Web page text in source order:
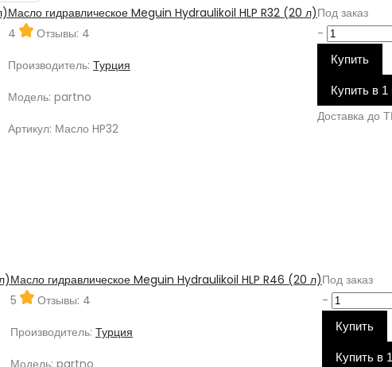
Масло гидравлическое Meguin Hydraulikoil HLP R32 (20 л)
4
Отзывы: 4
Производитель: Турция
Модель: partno
Артикул: Масло HP32
Под заказ
-
Купить
Купить в 1
Доставка до
Масло гидравлическое Meguin Hydraulikoil HLP R46 (20 л)
5
Отзывы: 4
Производитель: Турция
Под заказ
-
Купить
Купить в